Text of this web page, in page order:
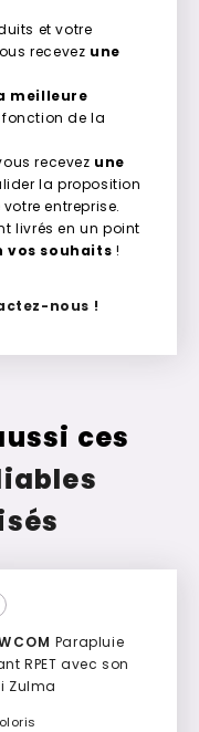
et votre
recevez une
meilleure
fonction de la
recevez une
la proposition
entreprise.
livrés en un point
vos souhaits !
nous !
ces
RPET avec son
Zulma